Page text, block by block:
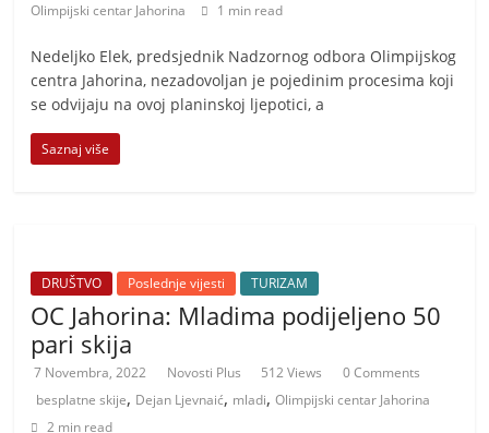
Olimpijski centar Jahorina 1 min read
Nedeljko Elek, predsjednik Nadzornog odbora Olimpijskog
centra Jahorina, nezadovoljan je pojedinim procesima koji
se odvijaju na ovoj planinskoj ljepotici, a
Saznaj više
DRUŠTVO Poslednje vijesti TURIZAM
OC Jahorina: Mladima podijeljeno 50
pari skija
7 Novembra, 2022 Novosti Plus 512 Views
0 Comments
besplatne skije, Dejan Ljevnaić, mladi,Olimpijski centar Jahorina
2 min read